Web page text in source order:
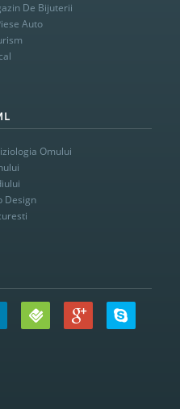
De Bijuterii
Auto
Omului
Design